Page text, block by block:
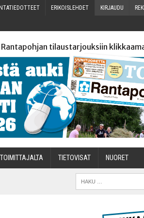
ERI­KOIS­LEH­DET KIR­JAU­DU
tilaustarjouksiin
TOI­MIT­TA­JAL­TA TIETOVISAT NUO­RET